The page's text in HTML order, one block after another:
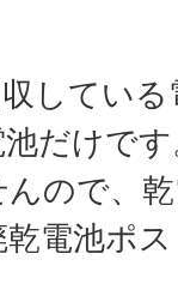
してい
だけで
ので、
電池ポ